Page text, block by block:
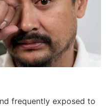
frequently exposed to